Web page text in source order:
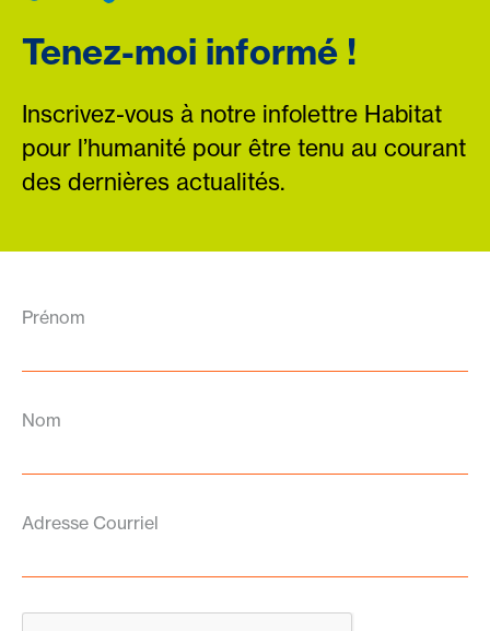
Tenez-moi informé !
Inscrivez-vous à notre infolettre Habitat
pour l’humanité pour être tenu au courant
des dernières actualités.
Prénom
Nom
Adresse Courriel